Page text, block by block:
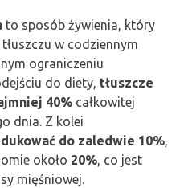
to sposób żywienia, który
w codziennym
ograniczeniu
do diety, tłuszcze
40% całkowitej
dnia. Z kolei
do zaledwie 10%,
około 20%, co jest
mięśniowej.